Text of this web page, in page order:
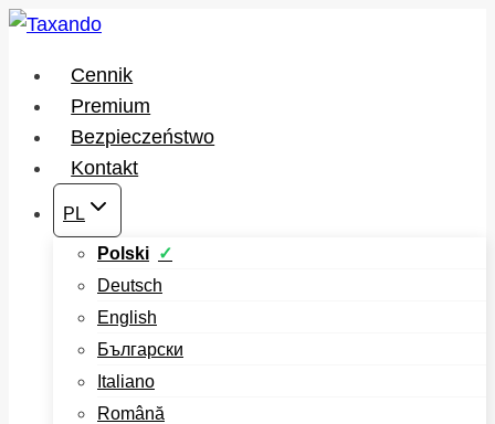
Przejdź
treści
Cennik
Premium
Bezpieczeństwo
Kontakt
PL
Polski
Deutsch
English
Български
Italiano
Română